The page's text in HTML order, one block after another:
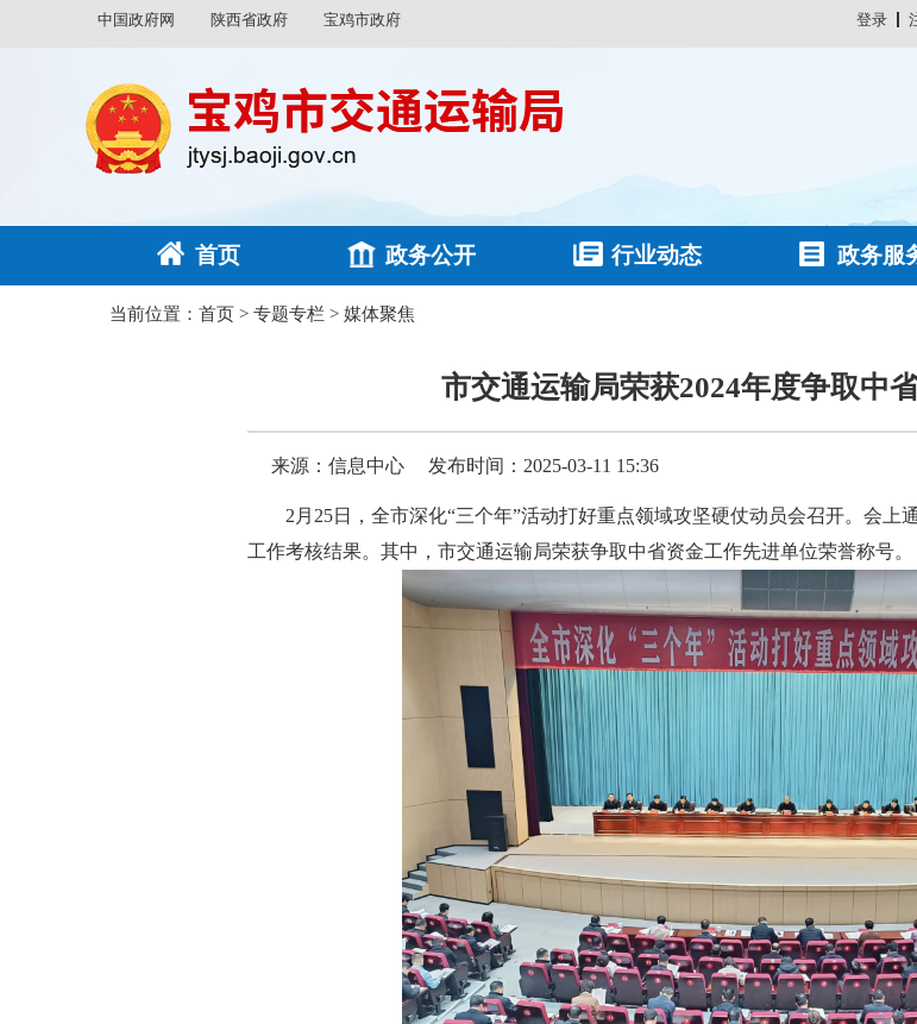
中国政府网 陕西省政府 宝鸡市政府 登录
首页 政务公开 行业动态 政务服
当前位置： 首页 > 专题专栏 > 媒体聚焦
市交通运输局荣获2024年度争取中
来源：信息中心 发布时间：2025-03-11 15:36
2月25日，全市深化“三个年”活动打好重点领域攻坚硬仗动员会召开。会上
工作考核结果。其中，市交通运输局荣获争取中省资金工作先进单位荣誉称号。